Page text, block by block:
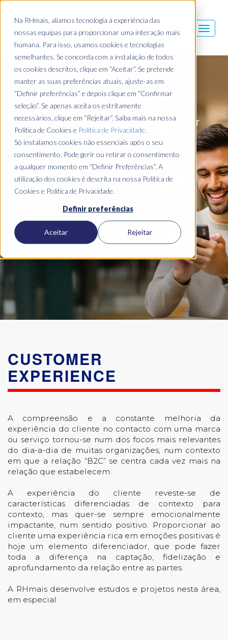
Na RHmais, aliamos tecnologia à experiência das
nossas equipas para proporcionar uma interação mais
humana. Para isso, usamos cookies e tecnologias
semelhantes. Se concorda com a instalação de todos
os cookies descritos, clique em “Aceitar”. Se pretende
manter as suas preferências atuais, ajuste-as em
“Definir preferências” e depois clique em “Confirmar
seleção”. Se apenas aceita os estritamente
necessários, clique em “Rejeitar”. Saiba mais na nossa
Política de Cookies e Política de Privacidade.
Só instalamos cookies não essenciais após o seu
consentimento. Pode gerir ou retirar o consentimento
a qualquer momento em “Definir Preferências”. A
utilização dos cookies é descrita na nossa Política de
Cookies e Política de Privacidade.
Definir preferências
Aceitar Rejeitar
Customer Experience
A experiência do Cliente é um fator
diferenciador essencial.
CUSTOMER
EXPERIENCE
A compreensão e a constante melhoria da
experiência do cliente no contacto com uma marca
ou serviço tornou-se num dos focos mais relevantes
do dia-a-dia de muitas organizações, num contexto
em que a relação “B2C” se centra cada vez mais na
relação que estabelecem.
A experiência do cliente reveste-se de
características diferenciadas de contexto para
contexto, mas quer-se sempre emocionalmente
impactante, num sentido positivo. Proporcionar ao
cliente uma experiência rica em emoções positivas é
hoje um elemento diferenciador, que pode fazer
toda a diferença na captação, fidelização e
aprofundamento da relação entre as partes.
A RHmais desenvolve estudos e projetos nesta área,
em especial: